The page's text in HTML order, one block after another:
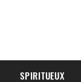
SPIRITUEUX